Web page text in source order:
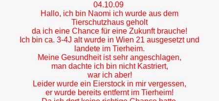
04.10.09
Hallo, ich bin Naomi ich wurde aus dem
Tierschutzhaus geholt
da ich eine Chance für eine Zukunft brauche!
Ich bin ca. 3-4J alt wurde in Wien 21 ausgesetzt und
landete im Tierheim.
Meine Gesundheit ist sehr angeschlagen,
man dachte ich bin nicht Kastriert,
war ich aber!
Leider wurde ein Eierstock in mir vergessen,
er wurde bereits entfernt im Tierheim!